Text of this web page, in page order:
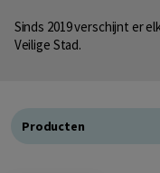
Sinds 2019 verschijnt er
Veilige Stad.
Producten